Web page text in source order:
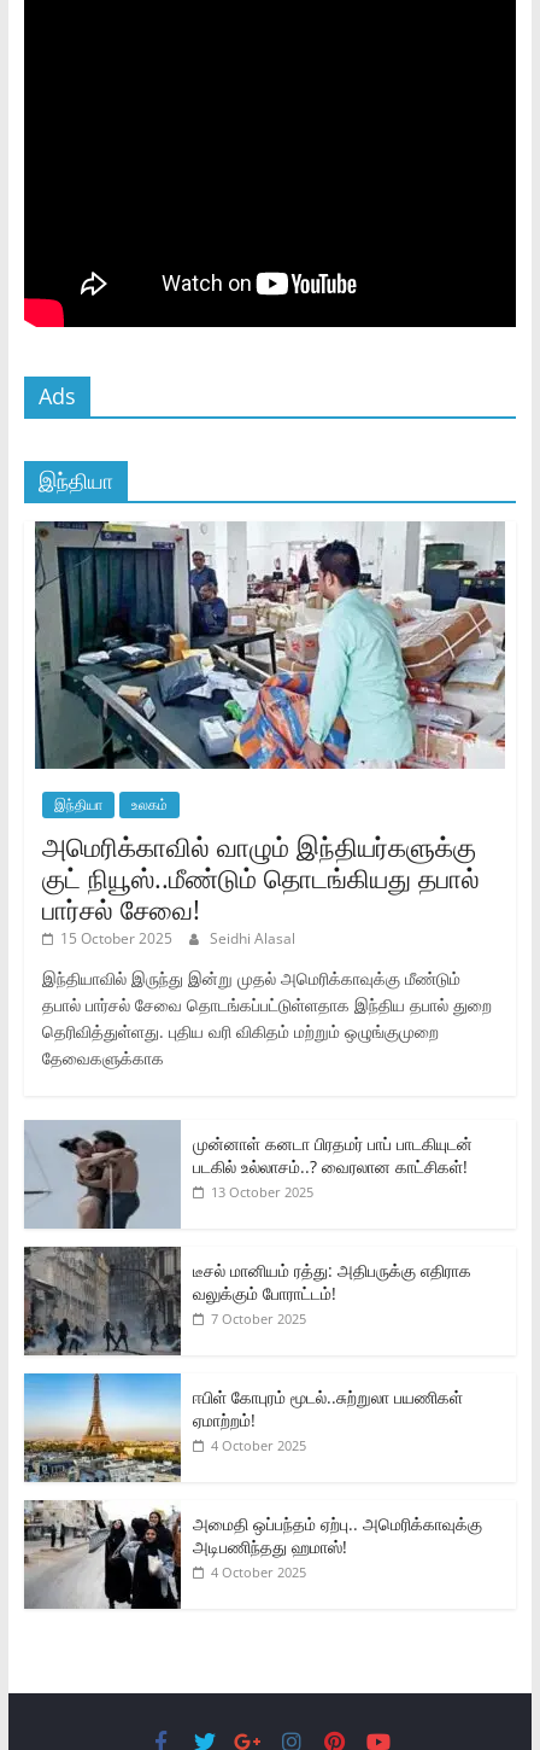
Ads
இந்தியா
இந்தியா உலகம்
அமெரிக்காவில் வாழும் இந்தியர்களுக்கு
குட் நியூஸ்..மீண்டும் தொடங்கியது தபால்
பார்சல் சேவை!
15 October 2025 Seidhi Alasal
இந்தியாவில் இருந்து இன்று முதல் அமெரிக்காவுக்கு மீண்டும்
தபால் பார்சல் சேவை தொடங்கப்பட்டுள்ளதாக இந்திய தபால் துறை
தெரிவித்துள்ளது. புதிய வரி விகிதம் மற்றும் ஒழுங்குமுறை
தேவைகளுக்காக
முன்னாள் கனடா பிரதமர் பாப் பாடகியுடன்
படகில் உல்லாசம்..? வைரலான காட்சிகள்!
13 October 2025
டீசல் மானியம் ரத்து: அதிபருக்கு எதிராக
வலுக்கும் போராட்டம்!
7 October 2025
ஈபிள் கோபுரம் மூடல்..சுற்றுலா பயணிகள்
ஏமாற்றம்!
4 October 2025
அமைதி ஒப்பந்தம் ஏற்பு.. அமெரிக்காவுக்கு
அடிபணிந்தது ஹமாஸ்!
4 October 2025